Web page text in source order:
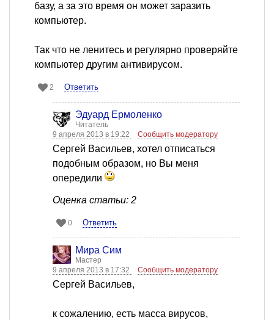
базу, а за это время он может заразить
компьютер.
Так что не ленитесь и регулярно проверяйте
компьютер другим антивирусом.
2 Ответить
Эдуард Ермоленко
Читатель
9 апреля 2013 в 19:22
Сообщить модератору
Сергей Васильев, хотел отписаться
подобным образом, но Вы меня
опередили
Оценка статьи: 2
0 Ответить
Мира Сим
Мастер
9 апреля 2013 в 17:32
Сообщить модератору
Сергей Васильев,
к сожалению, есть масса вирусов,